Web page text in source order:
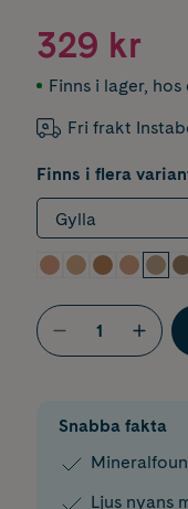
329 kr
Finns i lager, hos
Fri frakt
Finns i flera
Gylla
Snabba fakta
Ljus nyans